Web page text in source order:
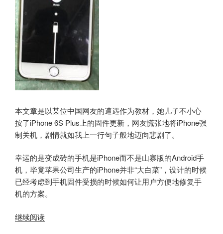
本文章是以某位中国网友的遭遇作为教材，她儿子不小心
按了iPhone 6S Plus上的固件更新，网友慌张地将iPhone强
制关机，剧情就如我上一行句子般地迈向悲剧了。
幸运的是变成砖的手机是iPhone而不是山寨版的Android手
机，毕竟苹果公司生产的iPhone并非“大白菜”，设计的时候
已经考虑到手机固件受损的时候如何让用户方便地修复手
机的方案。
继续阅读“如